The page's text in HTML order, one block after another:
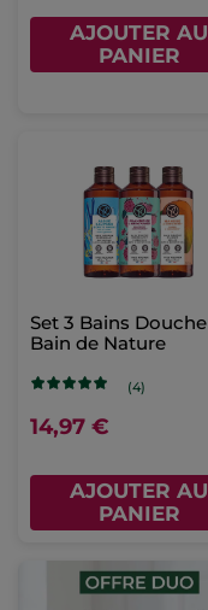
AJOUTER AU
PANIER
Set 3 Bains Douche
Bain de Nature
(4)
14,97 €
AJOUTER AU
PANIER